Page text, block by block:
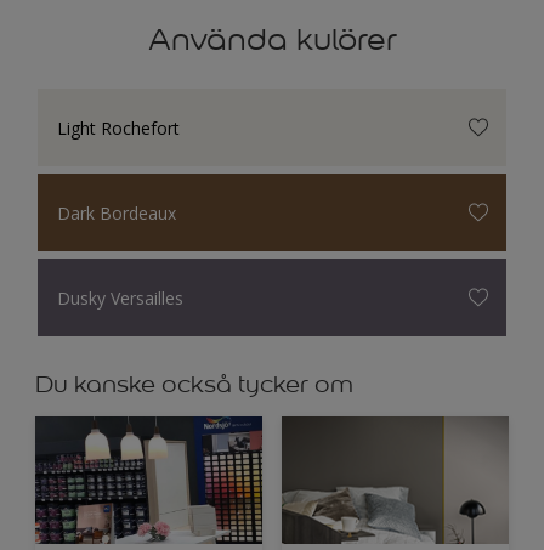
Använda kulörer
Light Rochefort
Dark Bordeaux
Dusky Versailles
Du kanske också tycker om